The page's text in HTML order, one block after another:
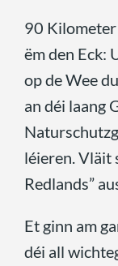
90
ëm den Eck:
op de Wee
an déi laang
léieren. Vläit
Redlands”
Et ginn am
déi all